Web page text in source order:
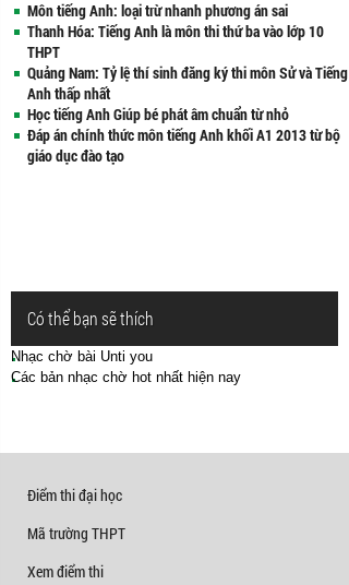
Môn tiếng Anh: loại trừ nhanh phương án sai
Thanh Hóa: Tiếng Anh là môn thi thứ ba vào lớp 10
THPT
Quảng Nam: Tỷ lệ thí sinh đăng ký thi môn Sử và Tiếng
Anh thấp nhất
Học tiếng Anh Giúp bé phát âm chuẩn từ nhỏ
Đáp án chính thức môn tiếng Anh khối A1 2013 từ bộ
giáo dục đào tạo
Có thể bạn sẽ thích
Nhạc chờ bài Unti you
Các bản nhạc chờ hot nhất hiện nay
Điểm thi đại học
Mã trường THPT
Xem điểm thi